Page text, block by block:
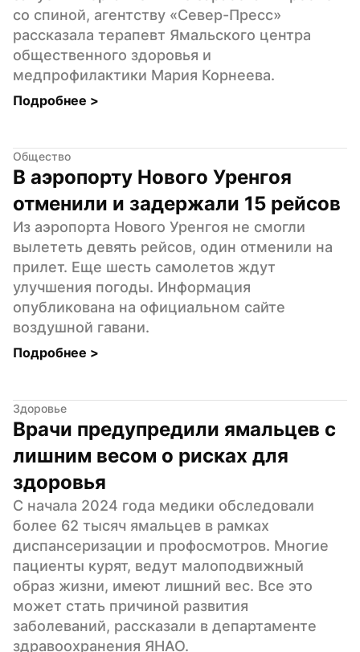
со спиной, агентству «Север-Пресс»
рассказала терапевт Ямальского центра
общественного здоровья и
медпрофилактики Мария Корнеева.
Подробнее >
Общество
В аэропорту Нового Уренгоя
отменили и задержали 15 рейсов
Из аэропорта Нового Уренгоя не смогли
вылететь девять рейсов, один отменили на
прилет. Еще шесть самолетов ждут
улучшения погоды. Информация
опубликована на официальном сайте
воздушной гавани.
Подробнее >
Здоровье
Врачи предупредили ямальцев с
лишним весом о рисках для
здоровья
С начала 2024 года медики обследовали
более 62 тысяч ямальцев в рамках
диспансеризации и профосмотров. Многие
пациенты курят, ведут малоподвижный
образ жизни, имеют лишний вес. Все это
может стать причиной развития
заболеваний, рассказали в департаменте
здравоохранения ЯНАО.